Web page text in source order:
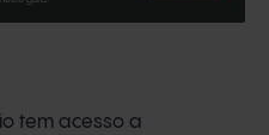
tem acesso a